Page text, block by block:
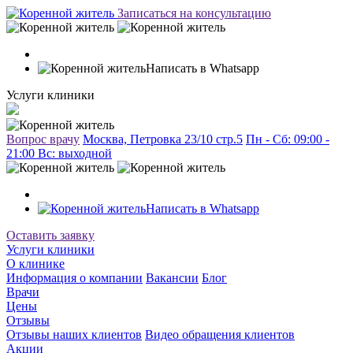
Записаться на консультацию
Написать в Whatsapp
Услуги клиники
Вопрос врачу Москва, Петровка 23/10 стр.5 Пн - Сб: 09:00 -
21:00 Вc: выходной
Написать в Whatsapp
Оставить заявку
Услуги клиники
О клинике
Информация о компании Вакансии Блог
Врачи
Цены
Отзывы
Отзывы наших клиентов Видео обращения клиентов
Акции